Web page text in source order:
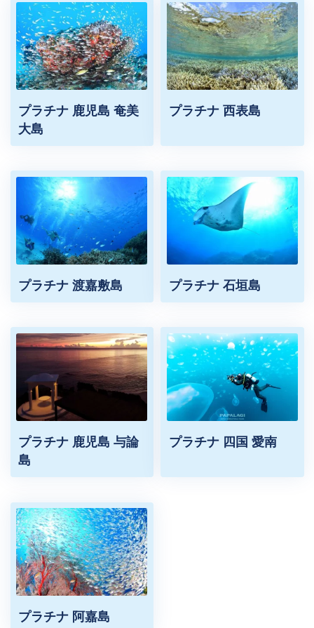
プラチナ 鹿児島 奄美
大島
プラチナ 西表島
プラチナ 渡嘉敷島 プラチナ 石垣島
プラチナ 鹿児島 与論
島
プラチナ 四国 愛南
プラチナ 阿嘉島